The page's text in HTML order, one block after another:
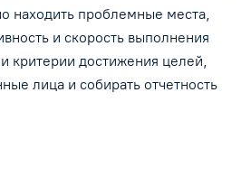
находить проблемные места,
и скорость выполнения
критерии достижения целей,
лица и собирать отчетность